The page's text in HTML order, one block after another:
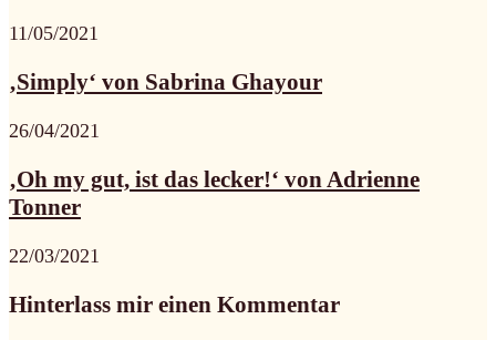
11/05/2021
‚Simply‘ von Sabrina Ghayour
26/04/2021
‚Oh my gut, ist das lecker!‘ von Adrienne
Tonner
22/03/2021
Hinterlass mir einen Kommentar